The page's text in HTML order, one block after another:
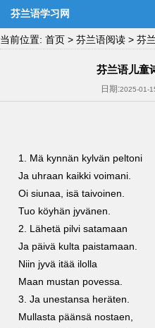
芬兰语学习网
当前位置: 首页 > 芬兰语阅读 > 芬
芬兰语儿童
日期:2025-01-
1. Mä kynnän kylvän peltoni
Ja uhraan kaikki voimani.
Oi siunaa, isä taivoinen.
Tuo köyhän jyvänen.
2. Lähetä pilvi satamaan
Ja päivä kulta paistamaan.
Niin jyvä itää ilolla
Maan mustan povessa.
3. Ja unestansa heräten.
Mullasta päänsä nostaen,